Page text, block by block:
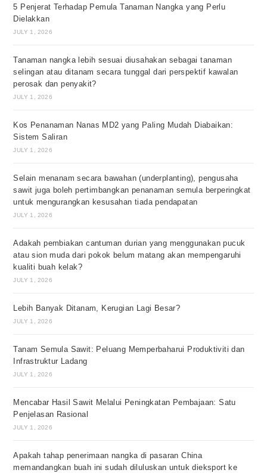
5 Penjerat Terhadap Pemula Tanaman Nangka yang Perlu
Dielakkan
JULY 1, 2026
Tanaman nangka lebih sesuai diusahakan sebagai tanaman
selingan atau ditanam secara tunggal dari perspektif kawalan
perosak dan penyakit?
JULY 1, 2026
Kos Penanaman Nanas MD2 yang Paling Mudah Diabaikan:
Sistem Saliran
JULY 1, 2026
Selain menanam secara bawahan (underplanting), pengusaha
sawit juga boleh pertimbangkan penanaman semula berperingkat
untuk mengurangkan kesusahan tiada pendapatan
JULY 1, 2026
Adakah pembiakan cantuman durian yang menggunakan pucuk
atau sion muda dari pokok belum matang akan mempengaruhi
kualiti buah kelak?
JULY 1, 2026
Lebih Banyak Ditanam, Kerugian Lagi Besar?
JULY 1, 2026
Tanam Semula Sawit: Peluang Memperbaharui Produktiviti dan
Infrastruktur Ladang
JULY 1, 2026
Mencabar Hasil Sawit Melalui Peningkatan Pembajaan: Satu
Penjelasan Rasional
JULY 1, 2026
Apakah tahap penerimaan nangka di pasaran China
memandangkan buah ini sudah diluluskan untuk dieksport ke